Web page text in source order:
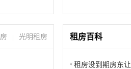
光明租房 租房百科
租房没到期房东